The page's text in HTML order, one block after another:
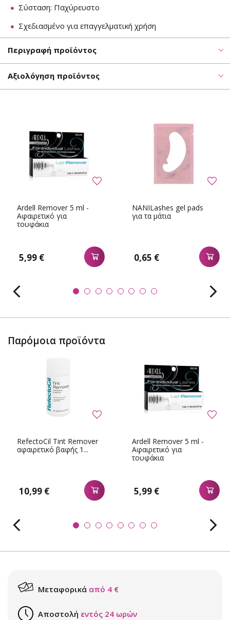
Σύσταση: Παχύρευστο
Σχεδιασμένο για επαγγελματική χρήση
Περιγραφή προϊόντος
Αξιολόγηση προϊόντος
Ardell Remover 5 ml -
Αφαιρετικό για
τουφάκια
5,99 €
NANILashes gel pads
για τα μάτια
0,65 €
Παρόμοια προϊόντα
RefectoCil Tint Remover
αφαιρετικό βαφής 1...
10,99 €
Ardell Remover 5 ml -
Αφαιρετικό για
τουφάκια
5,99 €
Μεταφορικά από 4 €
Αποστολή εντός 24 ωρών